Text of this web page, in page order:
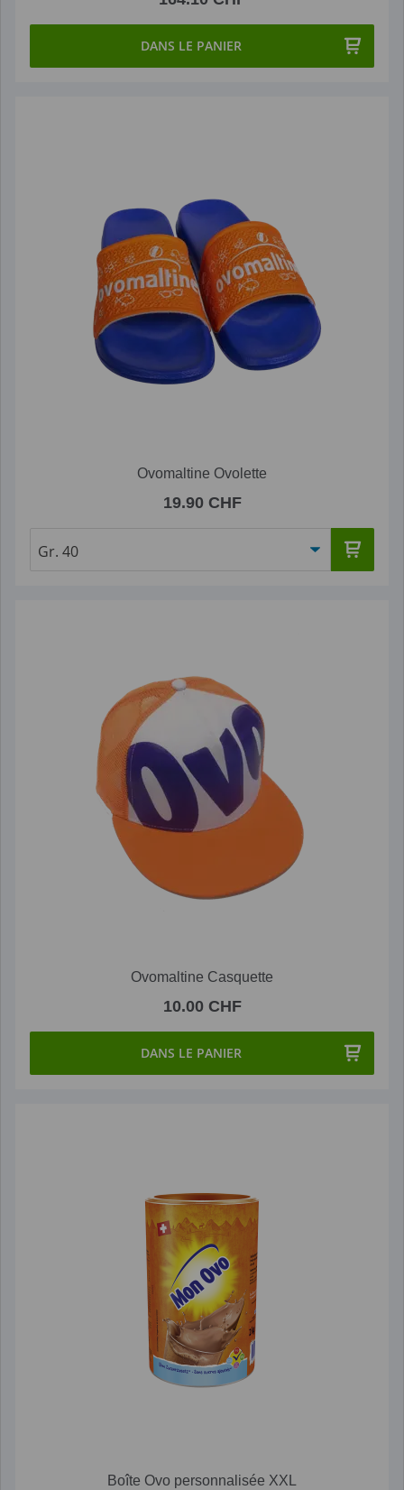
DANS LE PANIER
Ovomaltine Ovolette
19.90 CHF
Ovomaltine Casquette
10.00 CHF
DANS LE PANIER
Boîte Ovo personnalisée XXL